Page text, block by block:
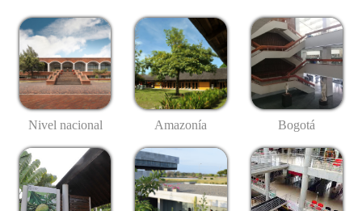
Nivel nacional Amazonía Bogotá